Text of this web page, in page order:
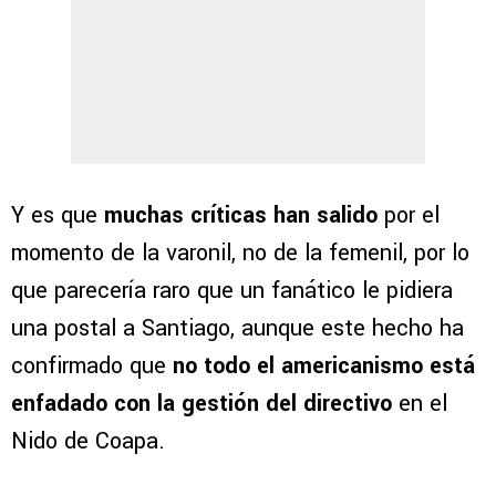
Y es que muchas críticas han salido por el
momento de la varonil, no de la femenil, por lo
que parecería raro que un fanático le pidiera
una postal a Santiago, aunque este hecho ha
confirmado que no todo el americanismo está
enfadado con la gestión del directivo en el
Nido de Coapa.